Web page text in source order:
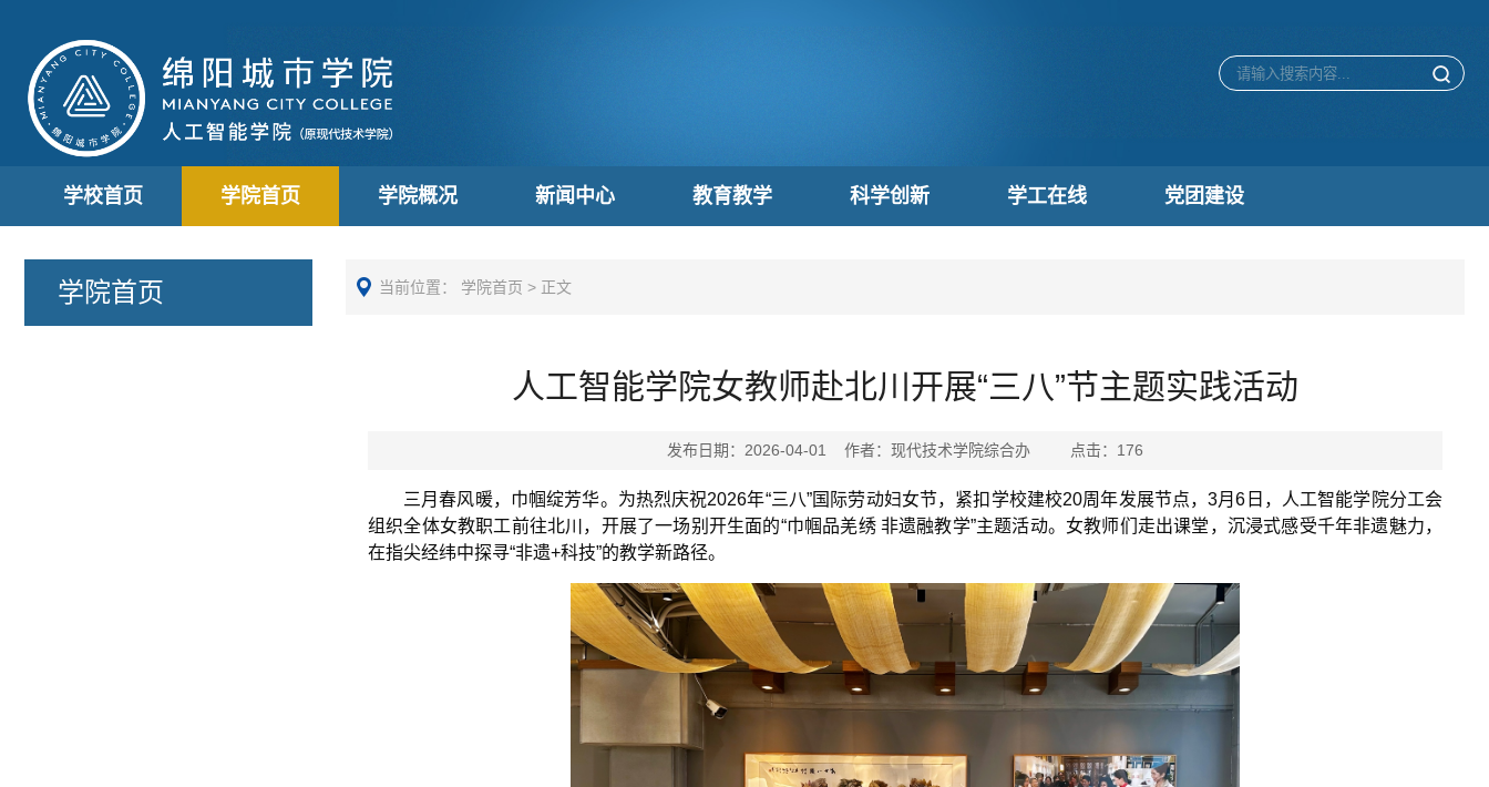
学校首页 学院首页 学院概况 新闻中心 教育教学 科学创新 学工在线 党团建设
学院首页 当前位置： 学院首页 > 正文
人工智能学院女教师赴北川开展“三八”节主题实践活动
发布日期：2026-04-01 作者：现代技术学院综合办 点击： 176
三月春风暖，巾帼绽芳华。为热烈庆祝2026年“三八”国际劳动妇女节，紧扣学校建校20周年发展节点，3月6日，人工智能学院分工会
组织全体女教职工前往北川，开展了一场别开生面的“巾帼品羌绣 非遗融教学”主题活动。女教师们走出课堂，沉浸式感受千年非遗魅力，
在指尖经纬中探寻“非遗+科技”的教学新路径。